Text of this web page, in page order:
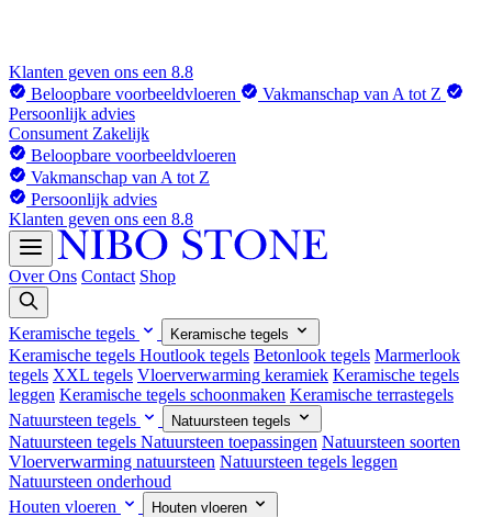
Klanten geven ons een 8.8
Beloopbare voorbeeldvloeren
Vakmanschap van A tot Z
Persoonlijk advies
Consument Zakelijk
Beloopbare voorbeeldvloeren
Vakmanschap van A tot Z
Persoonlijk advies
Klanten geven ons een 8.8
Over Ons Contact Shop
Keramische tegels Keramische tegels
Keramische tegels Houtlook tegels Betonlook tegels Marmerlook
tegels XXL tegels Vloerverwarming keramiek Keramische tegels
leggen Keramische tegels schoonmaken Keramische terrastegels
Natuursteen tegels
Natuursteen tegels
Natuursteen tegels Natuursteen toepassingen Natuursteen soorten
Vloerverwarming natuursteen Natuursteen tegels leggen
Natuursteen onderhoud
Houten vloeren
Houten vloeren